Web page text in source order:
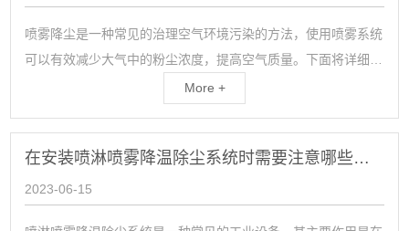
喷雾降尘是一种常见的治理空气环境污染的方法，使用喷雾系统
可以有效减少大气中的粉尘浓度，提高空气质量。下面将详细介
绍喷雾降尘的施工方法以及选择喷雾系统需要考虑的因素。一、
案时，首先需要考虑现场的环境和空气污染...
More +
在安装喷淋喷雾降温除尘系统时需要注意哪些问题
2023-06-15